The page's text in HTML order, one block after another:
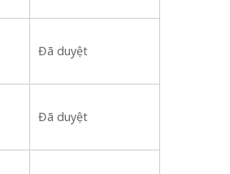
Đã duyệt
Đã duyệt